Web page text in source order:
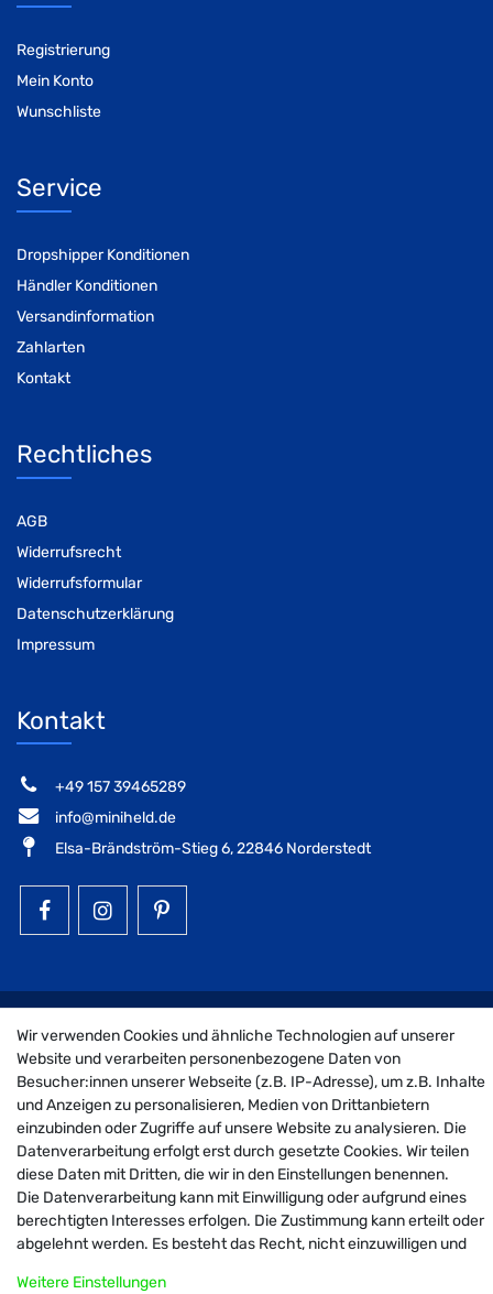
Registrierung
Mein Konto
Wunschliste
Service
Dropshipper Konditionen
Händler Konditionen
Versandinformation
Zahlarten
Kontakt
Rechtliches
AGB
Widerrufsrecht
Widerrufsformular
Datenschutzerklärung
Impressum
Kontakt
‭+49 157 39465289‬
info@miniheld.de
Elsa-Brändström-Stieg 6, 22846 Norderstedt
© 2026 MiniHeld B2B| Design by neoprisma
Alle Preise inkl. MwSt., zzgl. Versandkosten
Wir verwenden Cookies und ähnliche Technologien auf unserer
Website und verarbeiten personenbezogene Daten von
Besucher:innen unserer Webseite (z.B. IP-Adresse), um z.B. Inhalte
und Anzeigen zu personalisieren, Medien von Drittanbietern
einzubinden oder Zugriffe auf unsere Website zu analysieren. Die
Datenverarbeitung erfolgt erst durch gesetzte Cookies. Wir teilen
diese Daten mit Dritten, die wir in den Einstellungen benennen.
Die Datenverarbeitung kann mit Einwilligung oder aufgrund eines
berechtigten Interesses erfolgen. Die Zustimmung kann erteilt oder
abgelehnt werden. Es besteht das Recht, nicht einzuwilligen und
widerrufen. Weitere Informationen zur Verwendung
Weitere Einstellungen